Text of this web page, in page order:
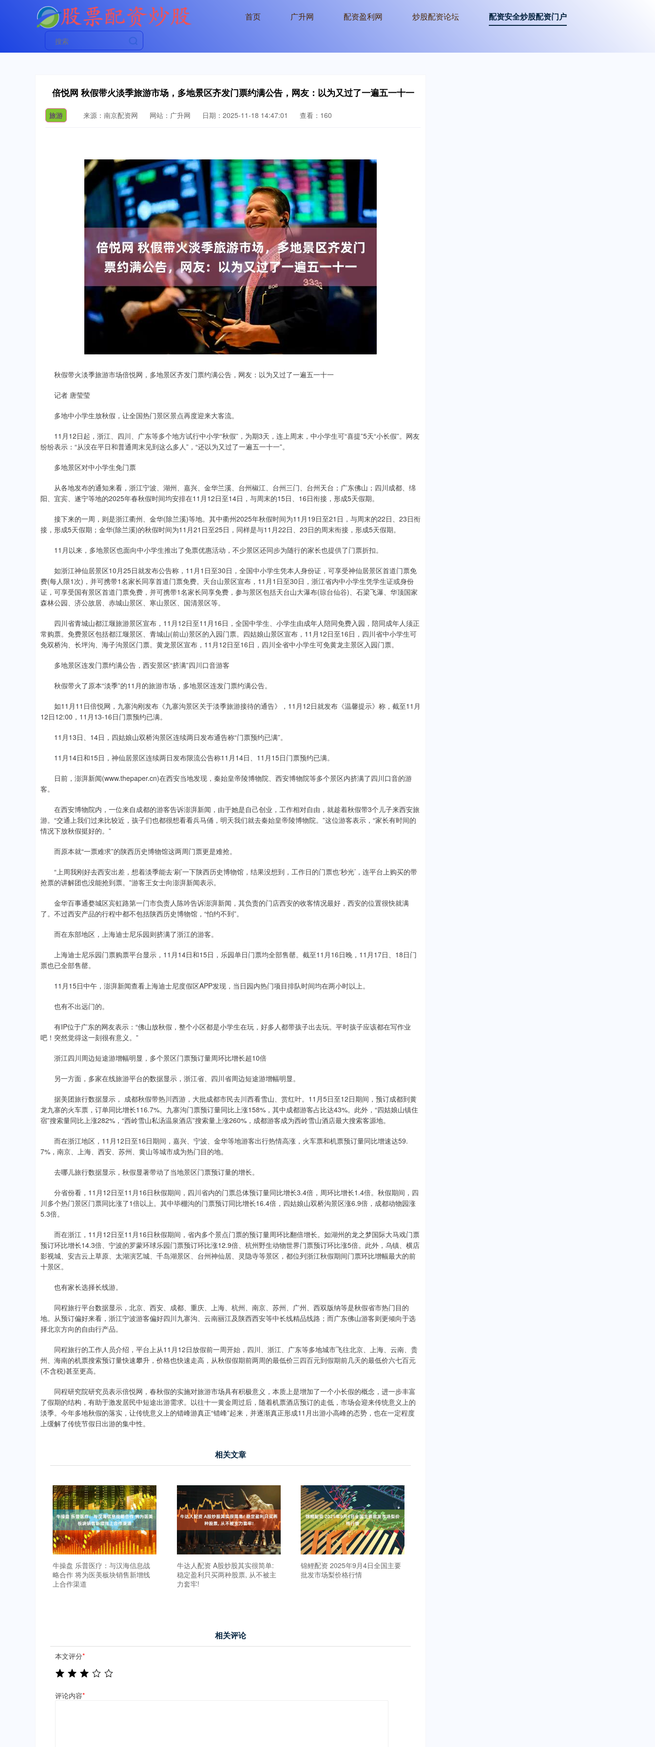
首页 广升网 配资盈利网 炒股配资论坛 配资安全炒股配资门户
倍悦网 秋假带火淡季旅游市场，多地景区齐发门票约满公告，网友：以为又过了一遍五一十一
旅游 来源：南京配资网 网站：广升网 日期：2025-11-18 14:47:01 查看：160
秋假带火淡季旅游市场倍悦网，多地景区齐发门票约满公告，网友：以为又过了一遍五一十一
记者 唐莹莹
多地中小学生放秋假，让全国热门景区景点再度迎来大客流。
11月12日起，浙江、四川、广东等多个地方试行中小学“秋假”，为期3天，连上周末，中小学生可“喜提”5天“小长假”。网友
纷纷表示：“从没在平日和普通周末见到这么多人”，“还以为又过了一遍五一十一”。
多地景区对中小学生免门票
从各地发布的通知来看，浙江宁波、湖州、嘉兴、金华兰溪、台州椒江、台州三门、台州天台；广东佛山；四川成都、绵
阳、宜宾、遂宁等地的2025年春秋假时间均安排在11月12日至14日，与周末的15日、16日衔接，形成5天假期。
接下来的一周，则是浙江衢州、金华(除兰溪)等地。其中衢州2025年秋假时间为11月19日至21日，与周末的22日、23日衔
接，形成5天假期；金华(除兰溪)的秋假时间为11月21日至25日，同样是与11月22日、23日的周末衔接，形成5天假期。
11月以来，多地景区也面向中小学生推出了免票优惠活动，不少景区还同步为随行的家长也提供了门票折扣。
如浙江神仙居景区10月25日就发布公告称，11月1日至30日，全国中小学生凭本人身份证，可享受神仙居景区首道门票免
费(每人限1次)，并可携带1名家长同享首道门票免费。天台山景区宣布，11月1日至30日，浙江省内中小学生凭学生证或身份
证，可享受国有景区首道门票免费，并可携带1名家长同享免费，参与景区包括天台山大瀑布(琼台仙谷)、石梁飞瀑、华顶国家
森林公园、济公故居、赤城山景区、寒山景区、国清景区等。
四川省青城山都江堰旅游景区宣布，11月12日至11月16日，全国中学生、小学生由成年人陪同免费入园，陪同成年人须正
常购票。免费景区包括都江堰景区、青城山(前山)景区的入园门票。四姑娘山景区宣布，11月12日至16日，四川省中小学生可
免双桥沟、长坪沟、海子沟景区门票。黄龙景区宣布，11月12日至16日，四川全省中小学生可免黄龙主景区入园门票。
多地景区连发门票约满公告，西安景区“挤满”四川口音游客
秋假带火了原本“淡季”的11月的旅游市场，多地景区连发门票约满公告。
如11月11日倍悦网，九寨沟刚发布《九寨沟景区关于淡季旅游接待的通告》，11月12日就发布《温馨提示》称，截至11月
12日12:00，11月13-16日门票预约已满。
11月13日、14日，四姑娘山双桥沟景区连续两日发布通告称“门票预约已满”。
11月14日和15日，神仙居景区连续两日发布限流公告称11月14日、11月15日门票预约已满。
日前，澎湃新闻(www.thepaper.cn)在西安当地发现，秦始皇帝陵博物院、西安博物院等多个景区内挤满了四川口音的游
客。
在西安博物院内，一位来自成都的游客告诉澎湃新闻，由于她是自己创业，工作相对自由，就趁着秋假带3个儿子来西安旅
游。“交通上我们过来比较近，孩子们也都很想看看兵马俑，明天我们就去秦始皇帝陵博物院。”这位游客表示，“家长有时间的
情况下放秋假挺好的。”
而原本就“一票难求”的陕西历史博物馆这两周门票更是难抢。
“上周我刚好去西安出差，想着淡季能去‘刷’一下陕西历史博物馆，结果没想到，工作日的门票也‘秒光’，连平台上购买的带
抢票的讲解团也没能抢到票。”游客王女士向澎湃新闻表示。
金华百事通婺城区宾虹路第一门市负责人陈吟告诉澎湃新闻，其负责的门店西安的收客情况最好，西安的位置很快就满
了。不过西安产品的行程中都不包括陕西历史博物馆，“怕约不到”。
而在东部地区，上海迪士尼乐园则挤满了浙江的游客。
上海迪士尼乐园门票购票平台显示，11月14日和15日，乐园单日门票均全部售罄。截至11月16日晚，11月17日、18日门
票也已全部售罄。
11月15日中午，澎湃新闻查看上海迪士尼度假区APP发现，当日园内热门项目排队时间均在两小时以上。
也有不出远门的。
有IP位于广东的网友表示：“佛山放秋假，整个小区都是小学生在玩，好多人都带孩子出去玩。平时孩子应该都在写作业
吧！突然觉得这一刻很有意义。”
浙江四川周边短途游增幅明显，多个景区门票预订量周环比增长超10倍
另一方面，多家在线旅游平台的数据显示，浙江省、四川省周边短途游增幅明显。
据美团旅行数据显示， 成都秋假带热川西游，大批成都市民去川西看雪山、赏红叶。11月5日至12日期间，预订成都到黄
龙九寨的火车票，订单同比增长116.7%。九寨沟门票预订量同比上涨158%，其中成都游客占比达43%。此外，“四姑娘山镇住
宿”搜索量同比上涨282%，“西岭雪山私汤温泉酒店”搜索量上涨260%，成都游客成为西岭雪山酒店最大搜索客源地。
而在浙江地区，11月12日至16日期间，嘉兴、宁波、金华等地游客出行热情高涨，火车票和机票预订量同比增速达59.
7%，南京、上海、西安、苏州、黄山等城市成为热门目的地。
去哪儿旅行数据显示，秋假显著带动了当地景区门票预订量的增长。
分省份看，11月12日至11月16日秋假期间，四川省内的门票总体预订量同比增长3.4倍，周环比增长1.4倍。秋假期间，四
川多个热门景区门票同比涨了1倍以上。其中毕棚沟的门票预订同比增长16.4倍，四姑娘山双桥沟景区涨6.9倍，成都动物园涨
5.3倍。
而在浙江，11月12日至11月16日秋假期间，省内多个景点门票的预订量周环比翻倍增长。如湖州的龙之梦国际大马戏门票
预订环比增长14.3倍、宁波的罗蒙环球乐园门票预订环比涨12.9倍、杭州野生动物世界门票预订环比涨5倍。此外，乌镇、横店
影视城、安吉云上草原、太湖演艺城、千岛湖景区、台州神仙居、灵隐寺等景区，都位列浙江秋假期间门票环比增幅最大的前
十景区。
也有家长选择长线游。
同程旅行平台数据显示，北京、西安、成都、重庆、上海、杭州、南京、苏州、广州、西双版纳等是秋假省市热门目的
地。从预订偏好来看，浙江宁波游客偏好四川九寨沟、云南丽江及陕西西安等中长线精品线路；而广东佛山游客则更倾向于选
择北京方向的自由行产品。
同程旅行的工作人员介绍，平台上从11月12日放假前一周开始，四川、浙江、广东等多地城市飞往北京、上海、云南、贵
州、海南的机票搜索预订量快速攀升，价格也快速走高，从秋假假期前两周的最低价三四百元到假期前几天的最低价六七百元
(不含税)甚至更高。
同程研究院研究员表示倍悦网，春秋假的实施对旅游市场具有积极意义，本质上是增加了一个小长假的概念，进一步丰富
了假期的结构，有助于激发居民中短途出游需求。以往十一黄金周过后，随着机票酒店预订的走低，市场会迎来传统意义上的
淡季。今年多地秋假的落实，让传统意义上的错峰游真正“错峰”起来，并逐渐真正形成11月出游小高峰的态势，也在一定程度
上缓解了传统节假日出游的集中性。
相关文章
牛操盘 乐普医疗：与汉海信息战
略合作 将为医美板块销售新增线
上合作渠道
牛达人配资 A股炒股其实很简单:
稳定盈利只买两种股票, 从不被主
力套牢!
锦鲤配资 2025年9月4日全国主要
批发市场梨价格行情
相关评论
本文评分*
评论内容*